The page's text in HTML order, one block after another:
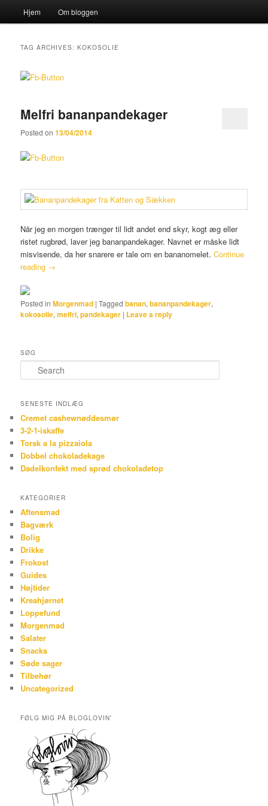
Katten og Sækken
Skip to primary content
Skip to secondary content
Hjem Om bloggen
TAG ARCHIVES:KOKOSOLIE
Melfri bananpandekager
Posted on13/04/2014
Når jeg en morgen trænger til lidt andet end skyr, kogt æg eller
ristet rugbrød, laver jeg bananpandekager. Navnet er måske lidt
misvisende, da her snarere er tale om en bananomelet.Continue
reading →
Posted in Morgenmad |Tagged banan,bananpandekager,
kokosolie,melfri,pandekager | Leave a reply
SØG
Search
SENESTE INDLÆG
Cremet cashewnøddesmør
3-2-1-iskaffe
Torsk a la pizzaiola
Dobbel chokoladekage
Dadelkonfekt med sprød chokoladetop
KATEGORIER
Aftensmad
Bagværk
Bolig
Drikke
Frokost
Guides
Højtider
Kreahjørnet
Loppefund
Morgenmad
Salater
Snacks
Søde sager
Tilbehør
Uncategorized
FØLG MIG PÅ BLOGLOVIN’